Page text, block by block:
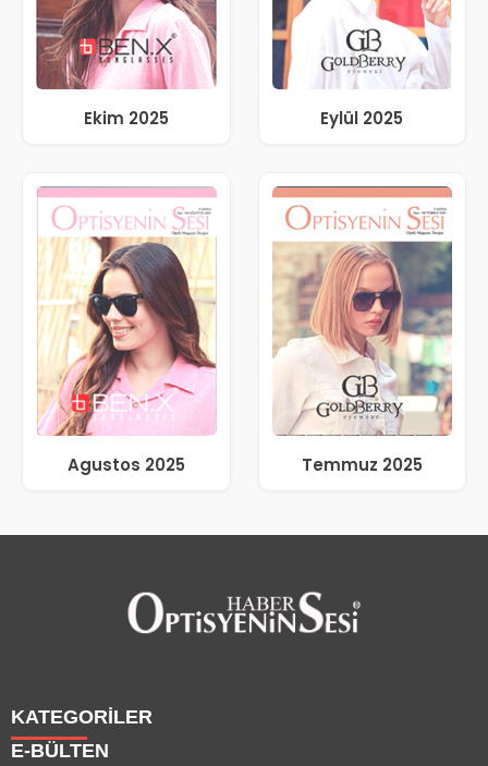
Ekim 2025 Eylül 2025
Agustos 2025 Temmuz 2025
KATEGORİLER
E-BÜLTEN